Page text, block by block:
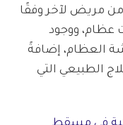
من مريض لآخر وفقًا
عظام، ووجود
العظام، إضافةً
الطبيعي التي